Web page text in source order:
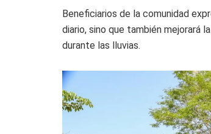
Beneficiarios de la comunidad
diario, sino que también mejorará
durante las lluvias.